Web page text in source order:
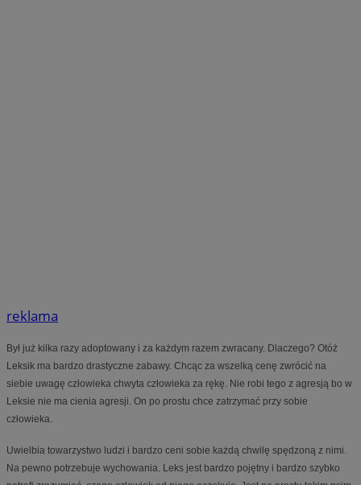
reklama
Był już kilka razy adoptowany i za każdym razem zwracany. Dlaczego? Otóż
Leksik ma bardzo drastyczne zabawy. Chcąc za wszelką cenę zwrócić na
siebie uwagę człowieka chwyta człowieka za rękę. Nie robi tego z agresją bo w
Leksie nie ma cienia agresji. On po prostu chce zatrzymać przy sobie
człowieka.
Uwielbia towarzystwo ludzi i bardzo ceni sobie każdą chwilę spędzoną z nimi.
Na pewno potrzebuje wychowania. Leks jest bardzo pojętny i bardzo szybko